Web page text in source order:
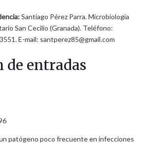
Santiago Pérez Parra. Microbiología
San Cecilio (Granada). Teléfono:
E-mail: santperez85@gmail.com
de entradas